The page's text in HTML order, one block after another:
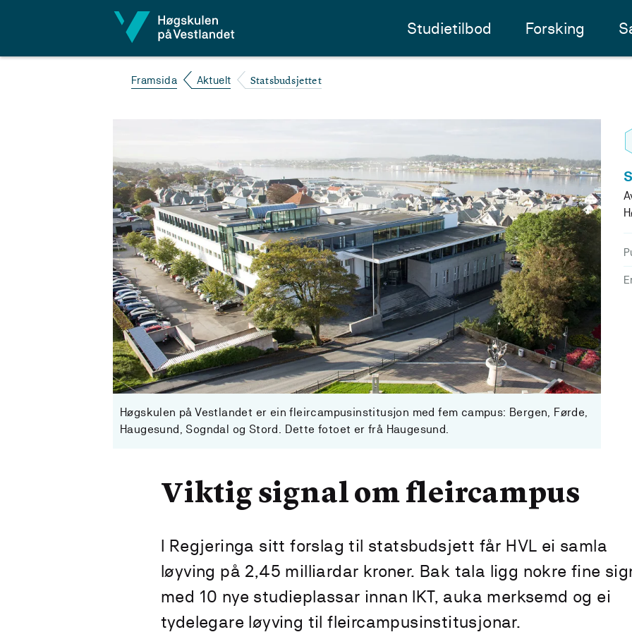
Studietilbod Forsking
Framsida Aktuelt Statsbudsjettet
Høgskulen på Vestlandet er ein fleircampusinstitusjon med fem campus: Bergen, Førde,
Haugesund, Sogndal og Stord. Dette fotoet er frå Haugesund.
Viktig signal om fleircampus
I Regjeringa sitt forslag til statsbudsjett får HVL ei samla
løyving på 2,45 milliardar kroner. Bak tala ligg nokre fine
med 10 nye studieplassar innan IKT, auka merksemd og ei
tydelegare løyving til fleircampusinstitusjonar.